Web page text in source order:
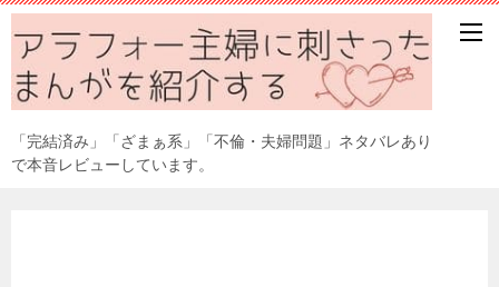
「完結済み」「ざまぁ系」「不倫・夫婦問題」ネタバレあり
で本音レビューしています。